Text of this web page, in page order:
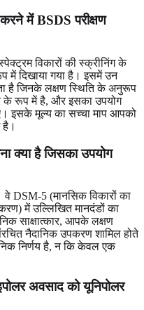
करने में BSDS परीक्षण
विकारों की स्क्रीनिंग के
दिखाया गया है। इसमें उन
है जिनके लक्षण स्थिति के अनुरूप
के रूप में है, और इसका उपयोग
इसके मूल्य का सच्चा माप आपको
क्या है जिसका उपयोग
वे DSM-5 (मानसिक विकारों का
में उल्लिखित मानदंडों का
​​साक्षात्कार, आपके लक्षण
नैदानिक ​​उपकरण शामिल होते
​​निर्णय है, न कि केवल एक
अवसाद को यूनिपोलर